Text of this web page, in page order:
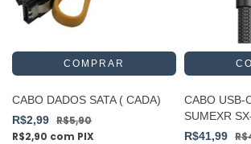
CABO DADOS SATA ( CADA)
R$2,99 R$5,90
R$2,90 com PIX
CABO USB-
SUMEXR
R$41,99